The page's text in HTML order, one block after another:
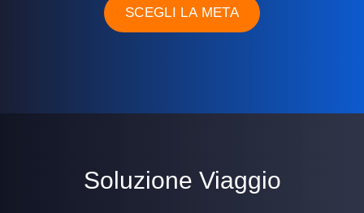
SCEGLI LA META
Soluzione Viaggio